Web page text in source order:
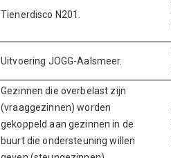
Tienerdisco N201.
Uitvoering JOGG-Aalsmeer.
Gezinnen die overbelast zijn
(vraaggezinnen) worden
gekoppeld aan gezinnen in de
buurt die ondersteuning willen